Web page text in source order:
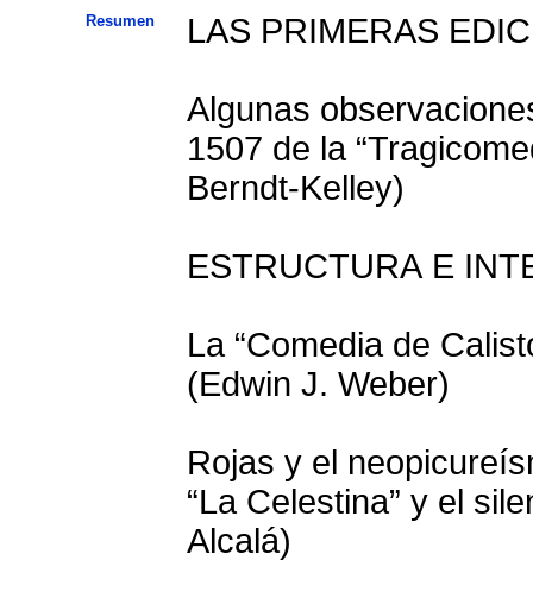
Resumen LAS PRIMERAS
Algunas
1507 de la
Berndt-Kelley)
ESTRUCTURA E
La “Comedia de
(Edwin J. Weber)
Rojas y el
“La Celestina” y el
Alcalá)